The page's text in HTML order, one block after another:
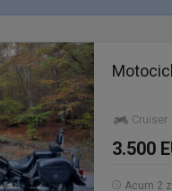
3.500
Acum 2